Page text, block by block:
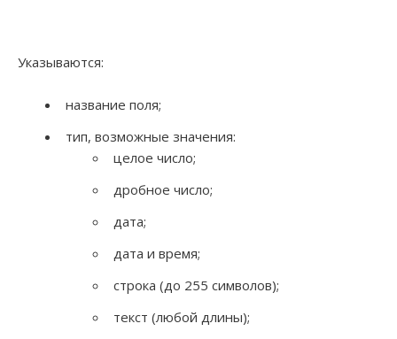
Указываются:
название поля;
тип, возможные значения:
целое число;
дробное число;
дата;
дата и время;
строка (до 255 символов);
текст (любой длины);